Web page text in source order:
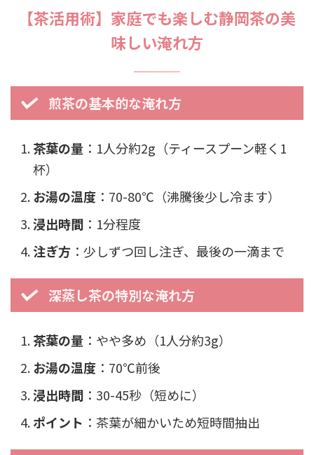
【茶活用術】家庭でも楽しむ静岡茶の美
味しい淹れ方
煎茶の基本的な淹れ方
茶葉の量 ：1人分約2g（ティースプーン軽く1
杯）
お湯の温度 ：70-80℃（沸騰後少し冷ます）
浸出時間 ：1分程度
注ぎ方 ：少しずつ回し注ぎ、最後の一滴まで
深蒸し茶の特別な淹れ方
茶葉の量 ：やや多め（1人分約3g）
お湯の温度 ：70℃前後
浸出時間 ：30-45秒（短めに）
ポイント ：茶葉が細かいため短時間抽出